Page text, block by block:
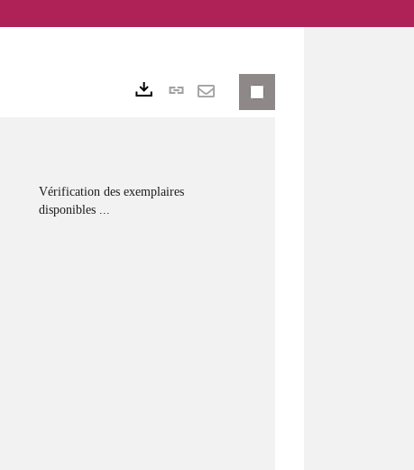
Lien permanent
Vérification des exemplaires
disponibles ...